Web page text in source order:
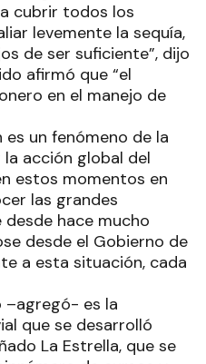
cubrir todos los
levemente la sequía,
de ser suficiente”, dijo
afirmó que “el
en el manejo de
es un fenómeno de la
acción global del
estos momentos en
las grandes
desde hace mucho
desde el Gobierno de
a esta situación, cada
–agregó- es la
que se desarrolló
La Estrella, que se